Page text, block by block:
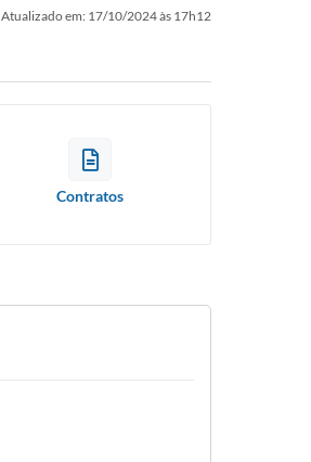
Atualizado em: 17/10/2024 às 17h12
Contratos